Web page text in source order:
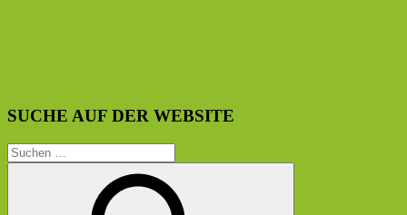
SUCHE AUF DER WEBSITE
Suchen
nach: